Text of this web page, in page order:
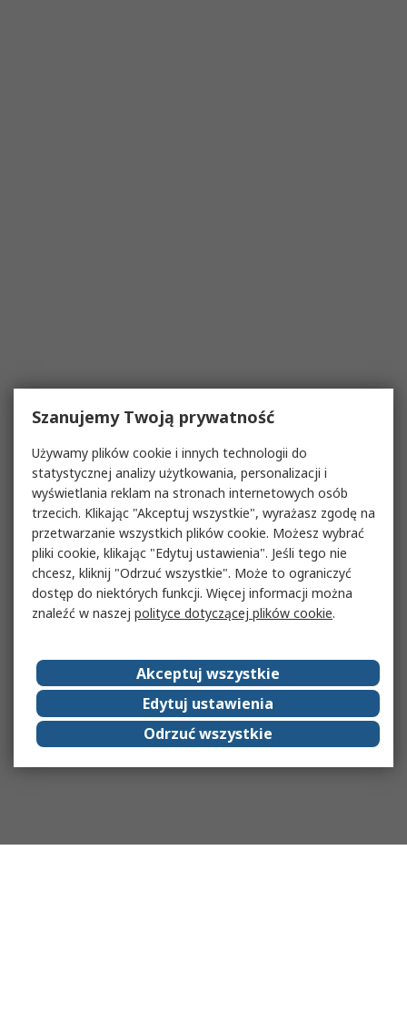
Szanujemy Twoją prywatność
Używamy plików cookie i innych technologii do
statystycznej analizy użytkowania, personalizacji i
wyświetlania reklam na stronach internetowych osób
trzecich. Klikając "Akceptuj wszystkie", wyrażasz zgodę na
przetwarzanie wszystkich plików cookie. Możesz wybrać
pliki cookie, klikając "Edytuj ustawienia". Jeśli tego nie
chcesz, kliknij "Odrzuć wszystkie". Może to ograniczyć
dostęp do niektórych funkcji. Więcej informacji można
znaleźć w naszej polityce dotyczącej plików cookie.
Akceptuj wszystkie
Edytuj ustawienia
Odrzuć wszystkie